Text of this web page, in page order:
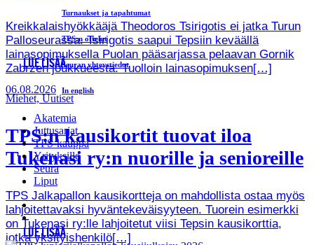
Turnaukset ja tapahtumat
TPS:n ottelut
Seuran yhteystiedot
In english
Akatemia
Juttusarjat
TPS-kauppa
Yrityksille
Seura
Liput
Kreikkalaishyökkääjä Theodoros Tsirigotis ei jatka Turun
Palloseurassa. Tsirigotis saapui Tepsiin keväällä
lainasopimuksella Puolan pääsarjassa pelaavan Gornik
Zabrzen joukkueesta. Tuolloin lainasopimuksen[…]
LUE LISÄÄ
06.08.2026
Miehet, Uutiset
TPS:n kausikortit tuovat iloa
Tukenasi ry:n nuorille ja senioreille
TPS Jalkapallon kausikortteja on mahdollista ostaa myös
lahjoitettavaksi hyväntekeväisyyteen. Tuorein esimerkki
on Tukenasi ry:lle lahjoitetut viisi Tepsin kausikorttia,
jotka yksityishenkilö[…]
LUE LISÄÄ